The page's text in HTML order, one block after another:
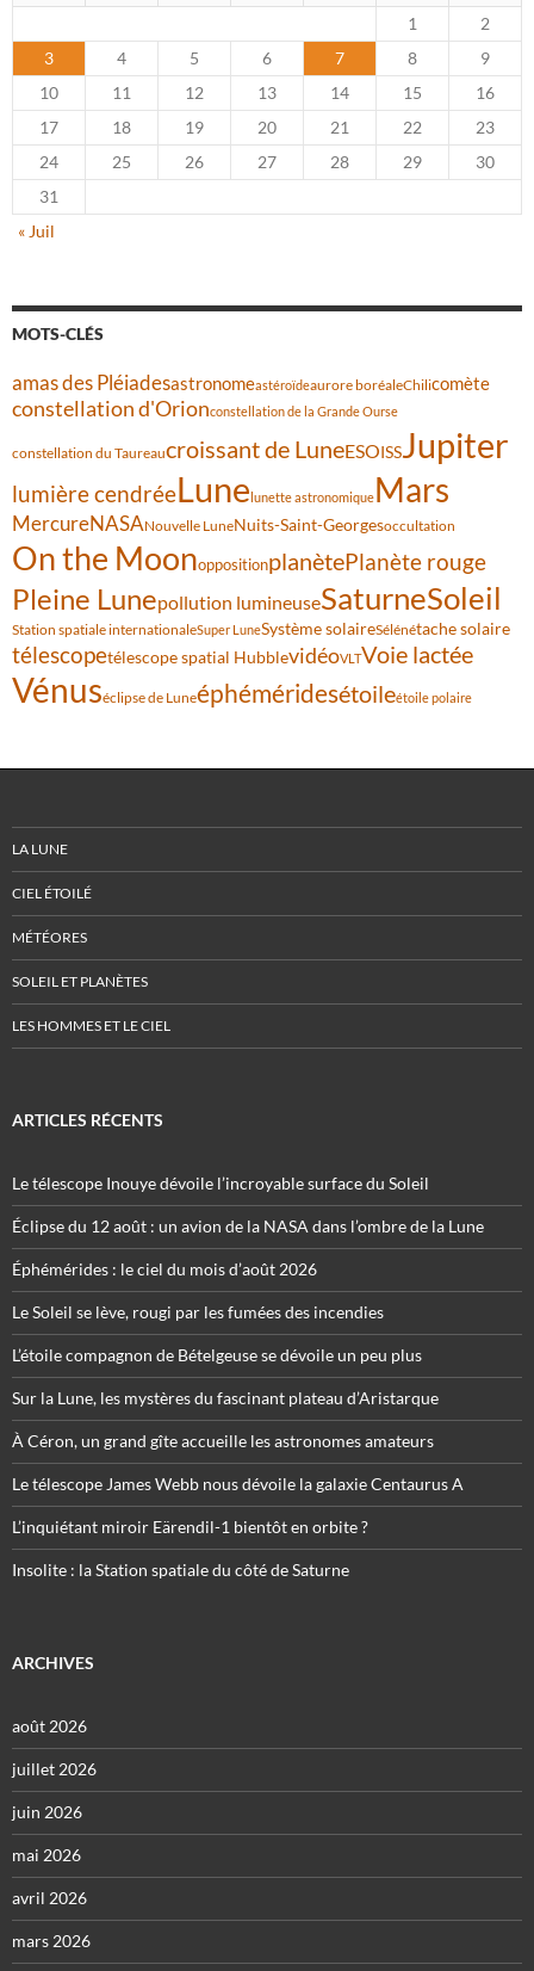
1
2
3
4 5 6 7 8
9
10
11 12 13 14 15
16
17
18 19 20 21 22
23
24
25 26 27 28 29
30
31
« Juil
MOTS-CLÉS
amas des Pléiadesastronomeastéroïdeaurore boréaleChilicomète
constellation d'Orionconstellation de la Grande Ourse
constellation du Taureaucroissant de LuneESOISSJupiter
lumière cendréeLunelunette astronomiqueMars
MercureNASANouvelle LuneNuits-Saint-Georgesoccultation
On the MoonoppositionplanètePlanète rouge
Pleine Lunepollution lumineuseSaturneSoleil
Station spatiale internationaleSuper LuneSystème solaireSélénétache solaire
télescopetélescope spatial HubblevidéoVLTVoie lactée
Vénuséclipse de Luneéphéméridesétoileétoile polaire
LA LUNE
CIEL ÉTOILÉ
MÉTÉORES
SOLEIL ET PLANÈTES
LES HOMMES ET LE CIEL
ARTICLES RÉCENTS
Le télescope Inouye dévoile l’incroyable surface du Soleil
Éclipse du 12 août : un avion de la NASA dans l’ombre de la Lune
Éphémérides : le ciel du mois d’août 2026
Le Soleil se lève, rougi par les fumées des incendies
L’étoile compagnon de Bételgeuse se dévoile un peu plus
Sur la Lune, les mystères du fascinant plateau d’Aristarque
À Céron, un grand gîte accueille les astronomes amateurs
Le télescope James Webb nous dévoile la galaxie Centaurus A
L’inquiétant miroir Eärendil-1 bientôt en orbite ?
Insolite : la Station spatiale du côté de Saturne
ARCHIVES
août 2026
juillet 2026
juin 2026
mai 2026
avril 2026
mars 2026